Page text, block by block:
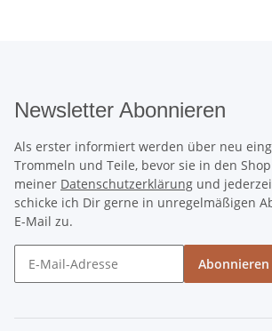
Newsletter Abonnieren
Als erster informiert werden über neu
Trommeln und Teile, bevor sie in den
meiner Datenschutzerklärung und
schicke ich Dir gerne in unregelmäßigen
E-Mail zu.
Abonnieren